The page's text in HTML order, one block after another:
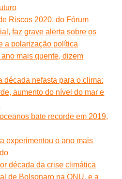
Riscos 2020, do Fórum
faz grave alerta sobre os
a polarização política
mais quente, dizem
década nefasta para o clima:
aumento do nível do mar e
bate recorde em 2019,
experimentou o ano mais
década da crise climática
de Bolsonaro na ONU, e a